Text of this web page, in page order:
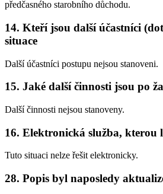
předčasného starobního důchodu.
14. Kteří jsou další účastníci
situace
Další účastníci postupu nejsou stanoveni.
15. Jaké další činnosti jsou po
Další činnosti nejsou stanoveny.
16. Elektronická služba, kterou
Tuto situaci nelze řešit elektronicky.
28. Popis byl naposledy